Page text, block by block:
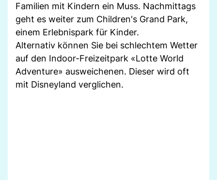
Familien mit Kindern ein Muss. Nachmittags
geht es weiter zum Children's Grand Park,
einem Erlebnispark für Kinder.
Alternativ können Sie bei schlechtem Wetter
auf den Indoor-Freizeitpark «Lotte World
Adventure» ausweichenen. Dieser wird oft
mit Disneyland verglichen.